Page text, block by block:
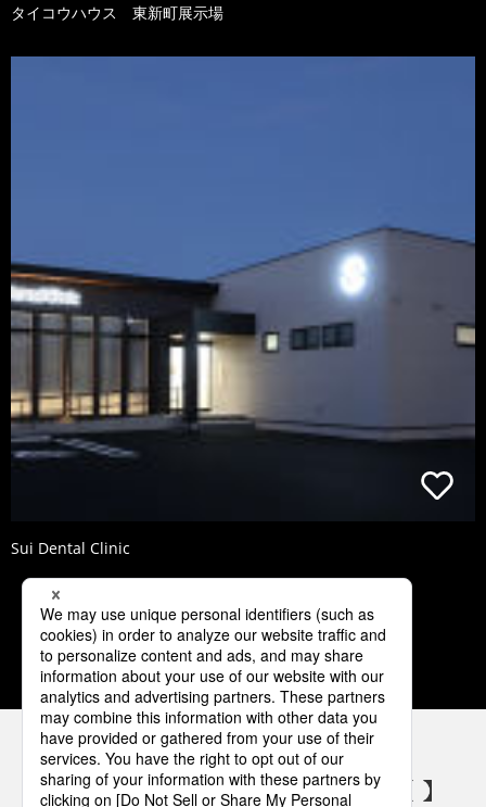
タイコウハウス 東新町展示場
Sui Dental Clinic
1 2 3 4 5
パナソニックの電気設備 SNSアカウント